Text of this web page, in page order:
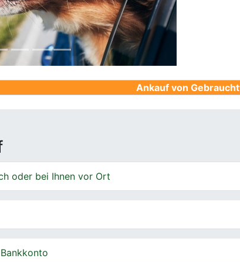
Ankauf von Gebrauchtwagen,
oder bei Ihnen vor Ort